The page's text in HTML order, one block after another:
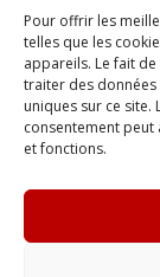
Pour offrir les
telles que les
appareils. Le fait
traiter des
uniques sur ce
consentement
et fonctions.
Les Points
Localiser
Mon
Contact